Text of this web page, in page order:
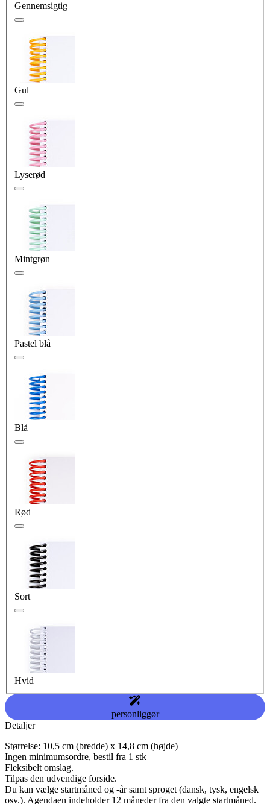
Gennemsigtig
Gul
Lyserød
Mintgrøn
Pastel blå
Blå
Rød
Sort
Hvid
personliggør
Detaljer
Størrelse: 10,5 cm (bredde) x 14,8 cm (højde)
Ingen minimumsordre, bestil fra 1 stk
Fleksibelt omslag.
Tilpas den udvendige forside.
Du kan vælge startmåned og -år samt sproget (dansk, tysk, engelsk
osv.). Agendaen indeholder 12 måneder fra den valgte startmåned.